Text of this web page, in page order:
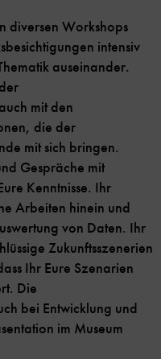
diversen Workshops
intensiv
auseinander.
mit den
die der
mit sich bringen.
Gespräche mit
Kenntnisse. Ihr
Arbeiten hinein und
von Daten. Ihr
Zukunftsszenerien
Ihr Eure Szenarien
Die
bei Entwicklung und
im Museum